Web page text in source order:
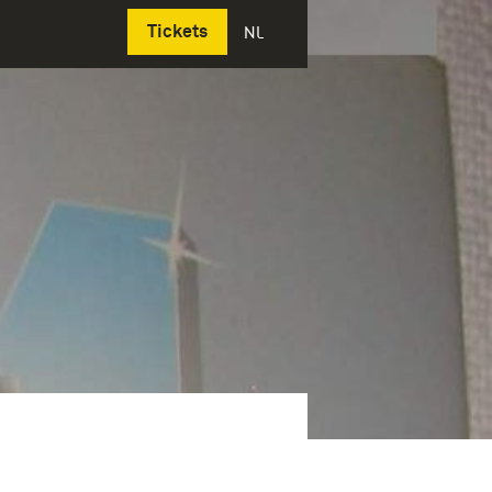
Tickets NL
Deutsch